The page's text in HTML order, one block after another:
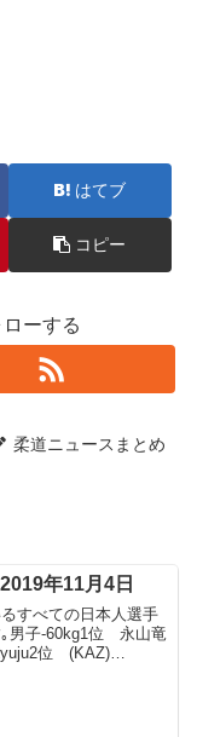
はてブ
コピー
ーする
柔道ニュースまとめ
年11月4日
すべての日本人選手
｡男子-60kg1位 永山竜
位 (KAZ)